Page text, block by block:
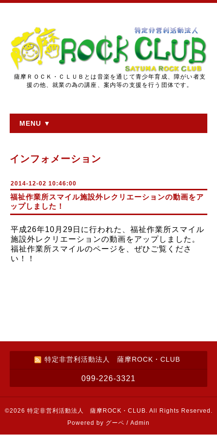
薩摩ＲＯＣＫ・ＣＬＵＢとは音楽を通じて青少年育成、障がい者支
援の他、就業の為の講座、案内等の支援を行う団体です。
MENU ▼
インフォメーション
2014-12-02 10:46:00
福祉作業所スマイル施設外レクリエーションの動画をア
ップしました！
平成26年10月29日に行われた、福祉作業所スマイル
施設外レクリエーションの動画をアップしました。
福祉作業所スマイルのページを、ぜひご覧くださ
い！！
特定非営利活動法人 薩摩ROCK・CLUB
099-226-3321
©2026 特定非営利活動法人 薩摩ROCK・CLUB. All Rights Reserved.
Powered by グーペ / Admin